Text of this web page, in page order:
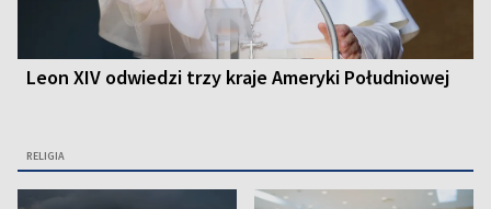
Leon XIV odwiedzi trzy kraje Ameryki Południowej
RELIGIA